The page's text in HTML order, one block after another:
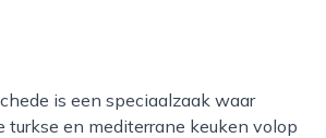
turkse en mediterrane keuken volop